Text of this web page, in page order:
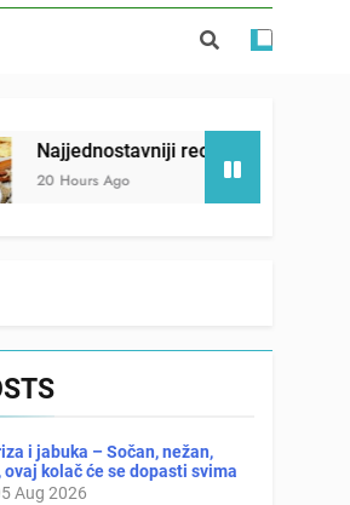
12 sekundi
nismo stiglirecept za finu pitu od jogurta
i jabuka – Sočan, nežan,
ovaj kolač će se dopasti svima
Aug 2026